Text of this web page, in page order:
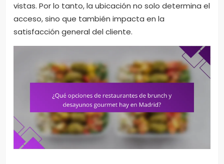
vistas. Por lo tanto, la ubicación no solo determina el
acceso, sino que también impacta en la
satisfacción general del cliente.